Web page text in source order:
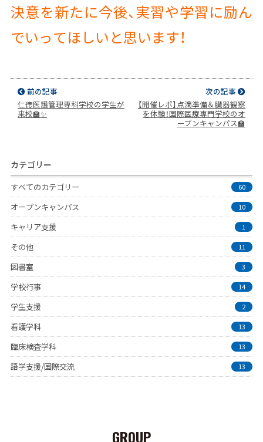
決意を新たに今後、実習や学習に励ん
でいってほしいと思います！
前の記事
仁徳医護管理専科学校の学生が
来校🏫✨
次の記事
【開催レポ】点滴準備＆臓器観察
を体験！国際医療専門学校のオ
ープンキャンパス🏫
カテゴリー
すべてのカテゴリー 60
オープンキャンパス 10
キャリア支援 1
その他 11
図書室 3
学校行事 14
学生支援 2
看護学科 13
臨床検査学科 13
語学支援/国際交流 13
GROUP